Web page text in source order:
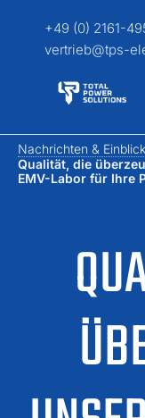
+49 (0) 2161-
vertrieb@tps-
Nachrichten &
Qualität, die
EMV-Labor für Ihre